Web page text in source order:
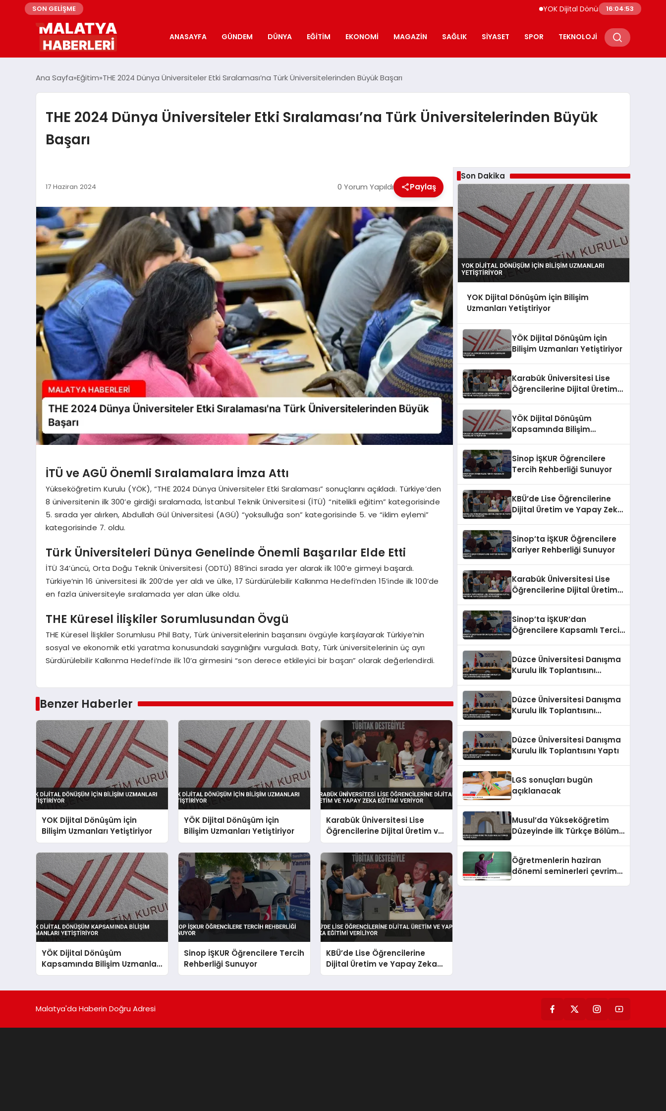
SON GELİŞME YOK Dijital Dönüşüm İçin Bilişim
16:04:54
ANASAYFA GÜNDEM DÜNYA EĞITIM EKONOMI MAGAZIN SAĞLIK SIYASET SPOR TEKNOLOJI
Ana Sayfa Eğitim THE 2024 Dünya Üniversiteler Etki Sıralaması’na Türk Üniversitelerinden Büyük Başarı
THE 2024 Dünya Üniversiteler Etki Sıralaması’na Türk Üniversitelerinden Büyük
Başarı
17 Haziran 2024 0 Yorum Yapıldı Paylaş
İTÜ ve AGÜ Önemli Sıralamalara İmza Attı
Yükseköğretim Kurulu (YÖK), “THE 2024 Dünya Üniversiteler Etki Sıralaması” sonuçlarını açıkladı. Türkiye’den
8 üniversitenin ilk 300’e girdiği sıralamada, İstanbul Teknik Üniversitesi (İTÜ) “nitelikli eğitim” kategorisinde
5. sırada yer alırken, Abdullah Gül Üniversitesi (AGÜ) “yoksulluğa son” kategorisinde 5. ve “iklim eylemi”
kategorisinde 7. oldu.
Türk Üniversiteleri Dünya Genelinde Önemli Başarılar Elde Etti
İTÜ 34’üncü, Orta Doğu Teknik Üniversitesi (ODTÜ) 88’inci sırada yer alarak ilk 100’e girmeyi başardı.
Türkiye’nin 16 üniversitesi ilk 200’de yer aldı ve ülke, 17 Sürdürülebilir Kalkınma Hedefi’nden 15’inde ilk 100’de
en fazla üniversiteyle sıralamada yer alan ülke oldu.
THE Küresel İlişkiler Sorumlusundan Övgü
THE Küresel İlişkiler Sorumlusu Phil Baty, Türk üniversitelerinin başarısını övgüyle karşılayarak Türkiye’nin
sosyal ve ekonomik etki yaratma konusundaki saygınlığını vurguladı. Baty, Türk üniversitelerinin üç ayrı
Sürdürülebilir Kalkınma Hedefi’nde ilk 10’a girmesini “son derece etkileyici bir başarı” olarak değerlendirdi.
Benzer Haberler
YOK Dijital Dönüşüm İçin
Bilişim Uzmanları Yetiştiriyor
YÖK Dijital Dönüşüm İçin
Bilişim Uzmanları Yetiştiriyor
Karabük Üniversitesi Lise
Öğrencilerine Dijital Üretim ve
Yapay Zeka Eğitimi Veriyor
YÖK Dijital Dönüşüm
Kapsamında Bilişim Uzmanları
Yetiştiriyor
Sinop İŞKUR Öğrencilere Tercih
Rehberliği Sunuyor
KBÜ’de Lise Öğrencilerine
Dijital Üretim ve Yapay Zeka
Eğitimi Veriliyor
Son Dakika
YOK Dijital Dönüşüm İçin Bilişim
Uzmanları Yetiştiriyor
YÖK Dijital Dönüşüm İçin
Bilişim Uzmanları Yetiştiriyor
Karabük Üniversitesi Lise
Öğrencilerine Dijital Üretim
YÖK Dijital Dönüşüm
Kapsamında Bilişim
Sinop İŞKUR Öğrencilere
Tercih Rehberliği Sunuyor
KBÜ’de Lise Öğrencilerine
Dijital Üretim ve Yapay Zeka
Sinop’ta İŞKUR Öğrencilere
Kariyer Rehberliği Sunuyor
Karabük Üniversitesi Lise
Öğrencilerine Dijital Üretim
Sinop’ta İŞKUR’dan
Öğrencilere Kapsamlı Tercih
Düzce Üniversitesi Danışma
Kurulu İlk Toplantısını
Düzce Üniversitesi Danışma
Kurulu İlk Toplantısını
Düzce Üniversitesi Danışma
Kurulu İlk Toplantısını Yaptı
LGS sonuçları bugün
açıklanacak
Musul’da Yükseköğretim
Düzeyinde İlk Türkçe Bölümü
Öğretmenlerin haziran
dönemi seminerleri çevrim
Malatya'da Haberin Doğru Adresi